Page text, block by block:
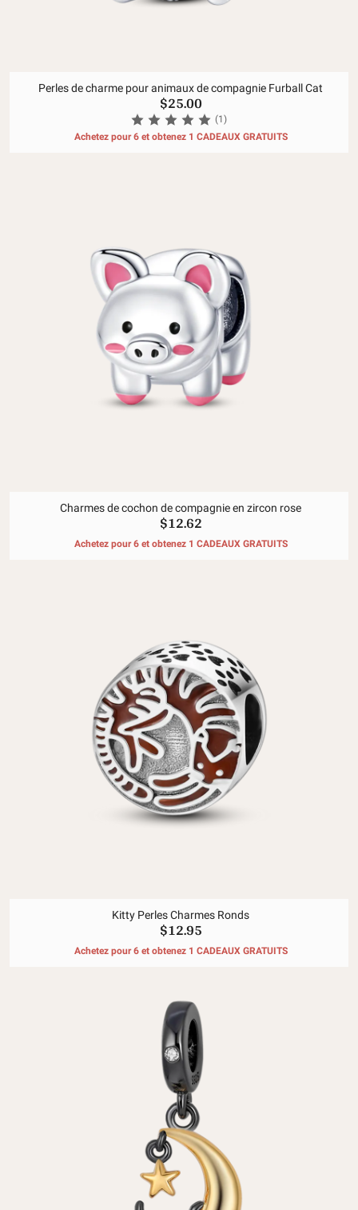
Perles de charme pour animaux de compagnie Furball Cat
$25.00
(1)
Achetez pour 6 et obtenez 1 CADEAUX GRATUITS
Charmes de cochon de compagnie en zircon rose
$12.62
Achetez pour 6 et obtenez 1 CADEAUX GRATUITS
Kitty Perles Charmes Ronds
$12.95
Achetez pour 6 et obtenez 1 CADEAUX GRATUITS